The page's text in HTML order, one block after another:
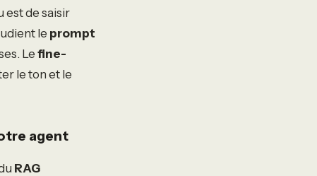
est de saisir
le prompt
Le fine-
le ton et le
agent
RAG